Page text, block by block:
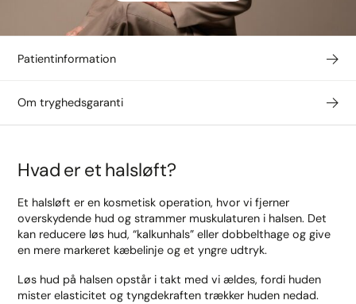
Patientinformation
Om tryghedsgaranti
Hvad er et halsløft?
Et halsløft er en kosmetisk operation, hvor vi fjerner
overskydende hud og strammer muskulaturen i halsen. Det
kan reducere løs hud, “kalkunhals” eller dobbelthage og give
en mere markeret kæbelinje og et yngre udtryk.
Løs hud på halsen opstår i takt med vi ældes, fordi huden
mister elasticitet og tyngdekraften trækker huden nedad.